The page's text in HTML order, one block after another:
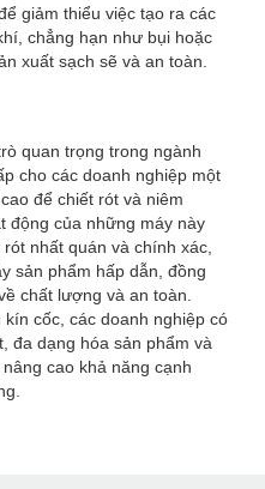
giảm thiểu việc tạo ra các
chẳng hạn như bụi hoặc
xuất sạch sẽ và an toàn.
quan trọng trong ngành
cho các doanh nghiệp một
để chiết rót và niêm
động của những máy này
nhất quán và chính xác,
sản phẩm hấp dẫn, đồng
chất lượng và an toàn.
cốc, các doanh nghiệp có
đa dạng hóa sản phẩm và
cao khả năng cạnh